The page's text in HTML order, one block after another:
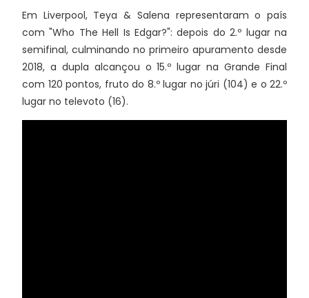
Em Liverpool, Teya & Salena representaram o país
com "Who The Hell Is Edgar?": depois do 2.º lugar na
semifinal, culminando no primeiro apuramento desde
2018, a dupla alcançou o 15.º lugar na Grande Final
com 120 pontos, fruto do 8.º lugar no júri (104) e o 22.º
lugar no televoto (16).